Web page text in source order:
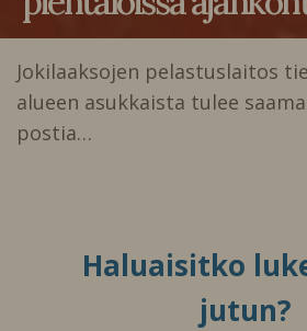
Jokilaaksojen pelastuslaitos
alueen asukkaista tulee
postia…
Haluaisitko
jutun?